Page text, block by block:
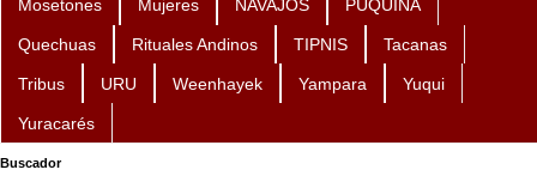
Mosetones Mujeres NAVAJOS PUQUINA
Quechuas Rituales Andinos TIPNIS Tacanas
Tribus URU Weenhayek Yampara Yuqui
Yuracarés
Buscador